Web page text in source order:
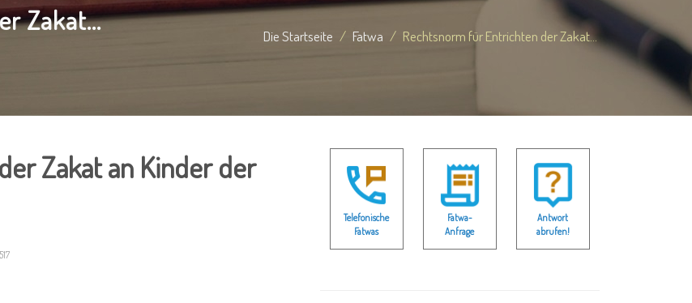
Zakat... Die Startseite Fatwa Rechtsnorm für Entrichten der Zakat...
Zakat an Kinder der
Telefonische
Fatwas
Fatwa-
Anfrage
Antwort
abrufen!